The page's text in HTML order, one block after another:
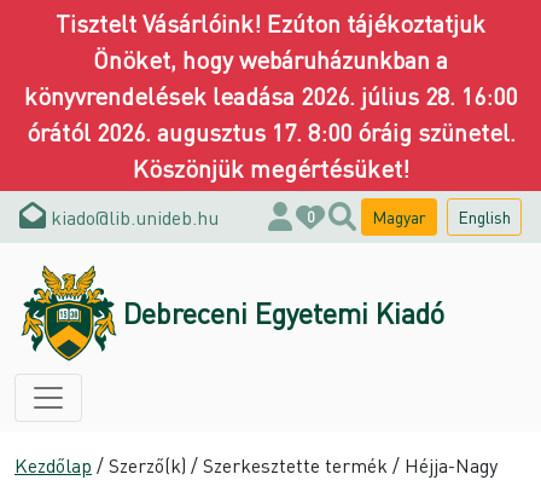
Tisztelt Vásárlóink! Ezúton tájékoztatjuk
Önöket, hogy webáruházunkban a
könyvrendelések leadása 2026. július 28. 16:00
órától 2026. augusztus 17. 8:00 óráig szünetel.
Köszönjük megértésüket!
kiado@lib.unideb.hu 0 Magyar English
Debreceni Egyetemi Kiadó
Kezdőlap / Szerző(k) / Szerkesztette termék / Héjja-Nagy